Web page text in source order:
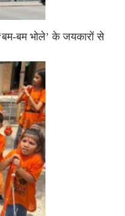
बम भोले’ के जयकारों से